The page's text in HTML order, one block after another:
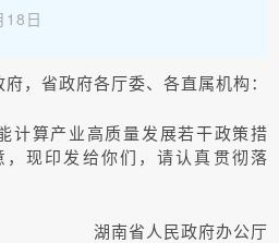
18日
，省政府各厅委、各直属机构：
计算产业高质量发展若干政策措
现印发给你们，请认真贯彻落
湖南省人民政府办公厅